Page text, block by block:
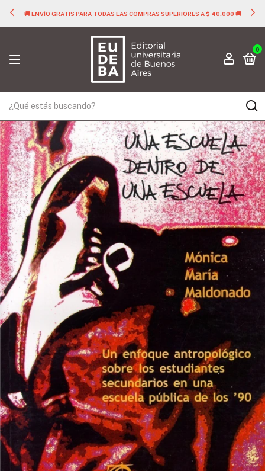
🚚 ENVÍO GRATIS PARA TODAS LAS COMPRAS SUPERIORES A $ 40.000 🚚
0